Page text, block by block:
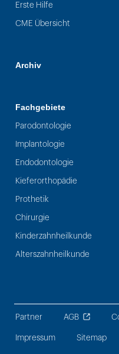
Erste Hilfe
CME Übersicht
Archiv
Fachgebiete
Parodontologie
Implantologie
Endodontologie
Kieferorthopädie
Prothetik
Chirurgie
Kinderzahnheilkunde
Alterszahnheilkunde
Partner AGB
Impressum Sitemap